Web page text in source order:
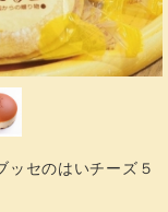
ッセのはいチーズ５